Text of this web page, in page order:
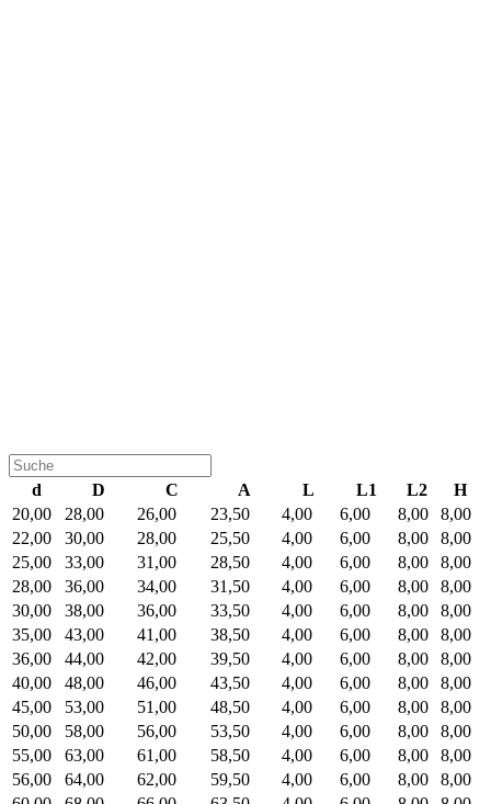
d D C A L L1 L2
H
20,00
28,00 26,00 23,50 4,00 6,00 8,00
8,00
22,00
30,00 28,00 25,50 4,00 6,00 8,00
8,00
25,00
33,00 31,00 28,50 4,00 6,00 8,00
8,00
28,00
36,00 34,00 31,50 4,00 6,00 8,00
8,00
30,00
38,00 36,00 33,50 4,00 6,00 8,00
8,00
35,00
43,00 41,00 38,50 4,00 6,00 8,00
8,00
36,00
44,00 42,00 39,50 4,00 6,00 8,00
8,00
40,00
48,00 46,00 43,50 4,00 6,00 8,00
8,00
45,00
53,00 51,00 48,50 4,00 6,00 8,00
8,00
50,00
58,00 56,00 53,50 4,00 6,00 8,00
8,00
55,00
63,00 61,00 58,50 4,00 6,00 8,00
8,00
56,00
64,00 62,00 59,50 4,00 6,00 8,00
8,00